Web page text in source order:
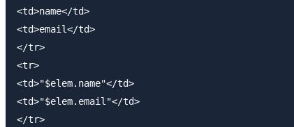
<td>name</td>
<td>email</td>
</tr>
<tr>
<td>"$elem.name"</td>
<td>"$elem.email"</td>
</tr>